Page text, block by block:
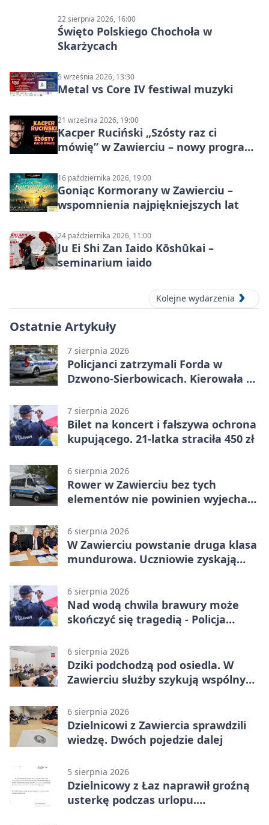
22 sierpnia 2026, 16:00
Święto Polskiego Chochoła w
Skarżycach
5 września 2026, 13:30
Metal vs Core IV festiwal muzyki
21 września 2026, 19:00
Kacper Ruciński „Szósty raz ci
mówię” w Zawierciu – nowy program
16 października 2026, 19:00
Goniąc Kormorany w Zawierciu –
wspomnienia najpiękniejszych lat
24 października 2026, 11:00
Ju Ei Shi Zan Iaido Kōshūkai –
seminarium iaido
Kolejne wydarzenia
Ostatnie Artykuły
7 sierpnia 2026
Policjanci zatrzymali Forda w
Dzwono-Sierbowicach. Kierowała po
7 sierpnia 2026
Bilet na koncert i fałszywa ochrona
kupującego. 21-latka straciła 450 zł
6 sierpnia 2026
Rower w Zawierciu bez tych
elementów nie powinien wyjechać
6 sierpnia 2026
W Zawierciu powstanie druga klasa
mundurowa. Uczniowie zyskają
6 sierpnia 2026
Nad wodą chwila brawury może
skończyć się tragedią - Policja
6 sierpnia 2026
Dziki podchodzą pod osiedla. W
Zawierciu służby szykują wspólny
6 sierpnia 2026
Dzielnicowi z Zawiercia sprawdzili
wiedzę. Dwóch pojedzie dalej
5 sierpnia 2026
Dzielnicowy z Łaz naprawił groźną
usterkę podczas urlopu.